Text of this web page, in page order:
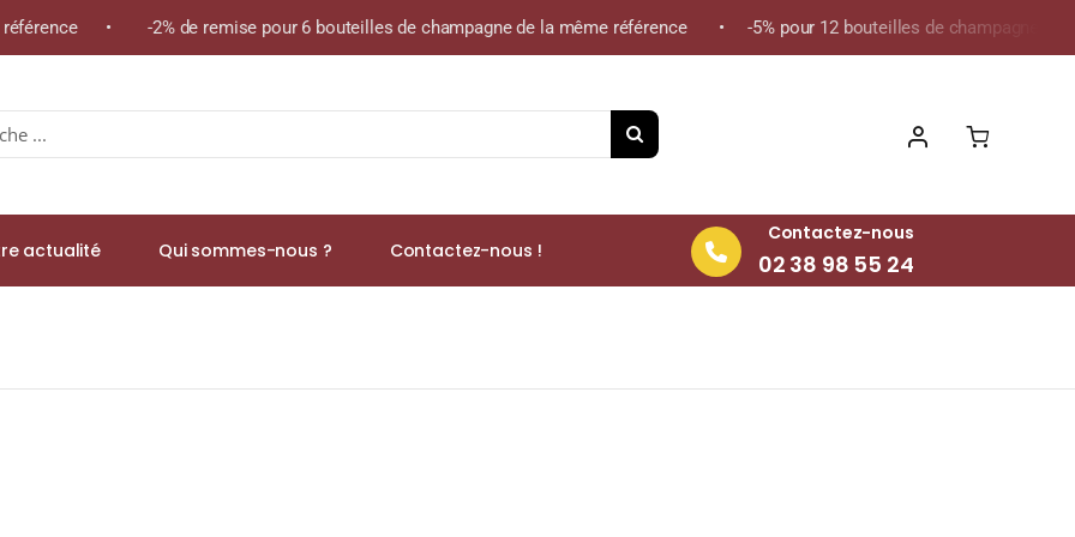
• -2% de remise pour 6 bouteilles de champagne de la même référence • -5% pour 12 bouteilles de champagne de la
actualité Qui sommes-nous ? Contactez-nous !
Contactez-nous
02 38 98 55 24